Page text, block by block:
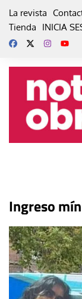
La revista
Tienda
INICIA
Ingreso